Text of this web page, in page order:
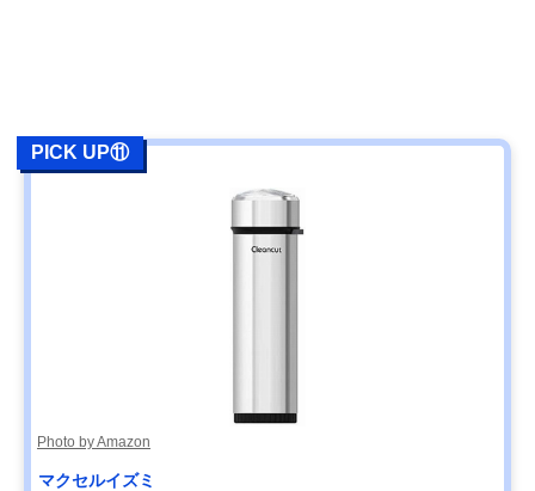
PICK UP⑪
Photo by Amazon
マクセルイズミ